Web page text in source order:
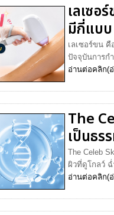
เลเซอ
มีกี่แบบ
เลเซอร์ขน คื
ปัจจุบันการก
อ่านต่อคลิก(
The
เป็นธร
The Celeb
ผิวที่ดูโกลว์
อ่านต่อคลิก(